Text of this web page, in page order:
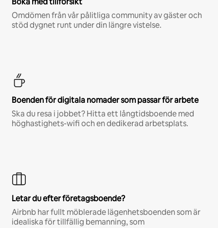
Omdömen från vår pålitliga community av gäster och
stöd dygnet runt under din längre vistelse.
Boenden för digitala nomader som passar för arbete
Ska du resa i jobbet? Hitta ett långtidsboende med
höghastighets-wifi och en dedikerad arbetsplats.
Letar du efter företagsboende?
Airbnb har fullt möblerade lägenhetsboenden som är
idealiska för tillfällig bemanning, som